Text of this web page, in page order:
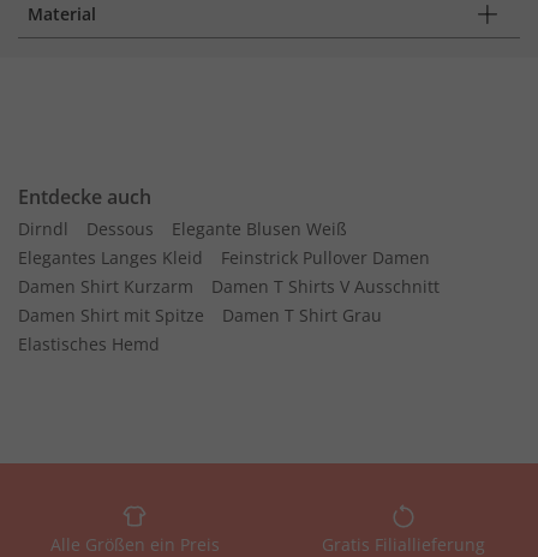
Material
Entdecke auch
Dirndl Dessous
Elegante Blusen Weiß
Elegantes Langes Kleid
Feinstrick Pullover Damen
Damen Shirt Kurzarm
Damen T Shirts V Ausschnitt
Damen Shirt mit Spitze
Damen T Shirt Grau
Elastisches Hemd
Alle Größen ein Preis Gratis Filiallieferung